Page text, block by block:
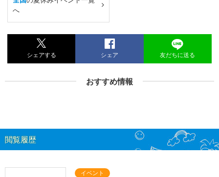
へ
シェアする シェア 友だちに送る
おすすめ情報
閲覧履歴